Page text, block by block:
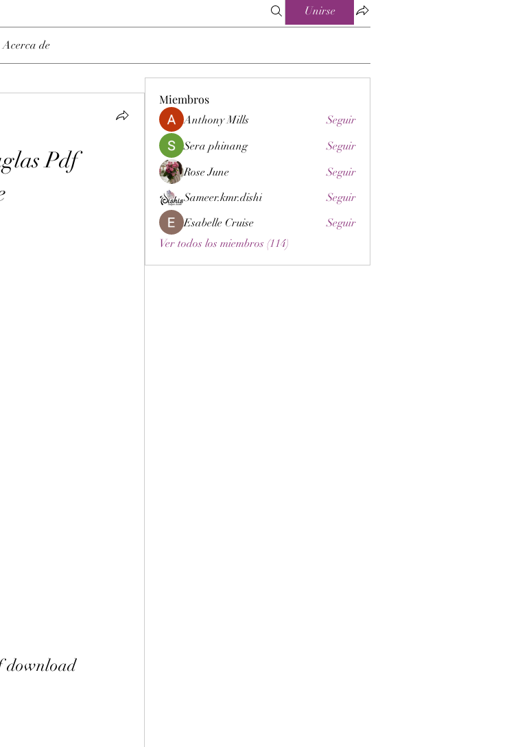
Unirse
Acerca de
Pdf
download
Miembros
Anthony Mills
Seguir
Sera phinang
Seguir
Rose June
Seguir
Sameer.kmr.dishi
Seguir
Esabelle Cruise
Seguir
Ver todos los miembros (114)